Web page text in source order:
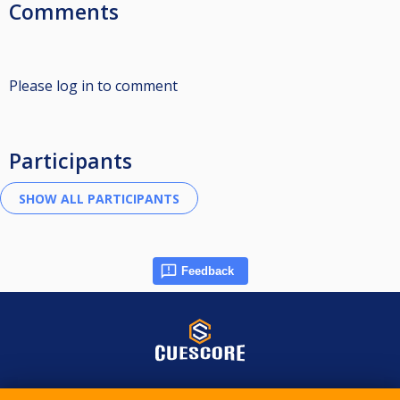
Comments
Please log in to comment
Participants
Feedback